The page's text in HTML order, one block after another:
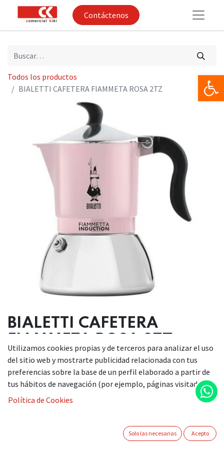
Contáctenos
Todos los productos
BIALETTI CAFETERA FIAMMETA ROSA 2TZ
BIALETTI CAFETERA
36,90€
Si desea adquirir este artículo, le invitamos a ponerse en
contacto con nosotros a través de nuestro teléfono
a info@comercialkiki.com. Estaremos encantados de
Utilizamos cookies propias y de terceros para analizar el uso
del sitio web y mostrarte publicidad relacionada con tus
preferencias sobre la base de un perfil elaborado a partir de
tus hábitos de navegación (por ejemplo, páginas visitadas).
Política de Cookies
Solo las necesarias Acepto